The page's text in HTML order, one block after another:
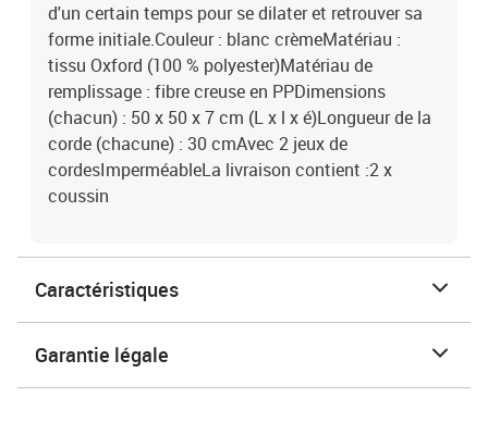
d'un certain temps pour se dilater et retrouver sa
forme initiale.Couleur : blanc crèmeMatériau :
tissu Oxford (100 % polyester)Matériau de
remplissage : fibre creuse en PPDimensions
(chacun) : 50 x 50 x 7 cm (L x l x é)Longueur de la
corde (chacune) : 30 cmAvec 2 jeux de
cordesImperméableLa livraison contient :2 x
coussin
Caractéristiques
Garantie légale